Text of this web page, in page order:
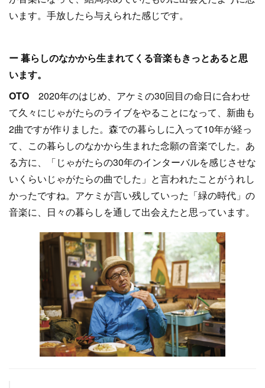
います。手放したら与えられた感じです。
ー 暮らしのなかから生まれてくる音楽もきっとあると思
います。
OTO 2020年のはじめ、アケミの30回目の命日に合わせ
て久々にじゃがたらのライブをやることになって、新曲も
2曲ですが作りました。森での暮らしに入って10年が経っ
て、この暮らしのなかから生まれた念願の音楽でした。あ
る方に、「じゃがたらの30年のインターバルを感じさせな
いくらいじゃがたらの曲でした」と言われたことがうれし
かったですね。アケミが言い残していった「緑の時代」の
音楽に、日々の暮らしを通して出会えたと思っています。